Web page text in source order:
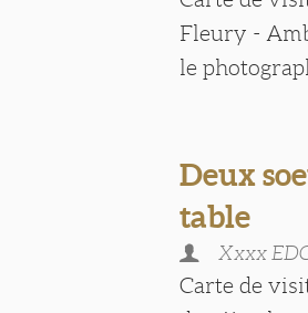
Fleury -
le
Deux
table
Xxxx
Carte de